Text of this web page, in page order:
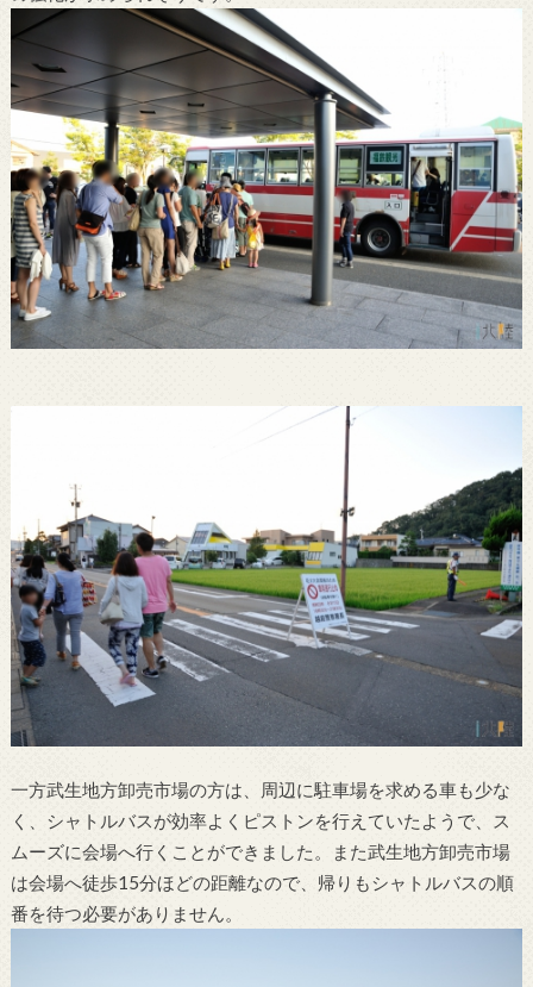
一方武生地方卸売市場の方は、周辺に駐車場を求める車も少な
く、シャトルバスが効率よくピストンを行えていたようで、ス
ムーズに会場へ行くことができました。また武生地方卸売市場
は会場へ徒歩15分ほどの距離なので、帰りもシャトルバスの順
番を待つ必要がありません。